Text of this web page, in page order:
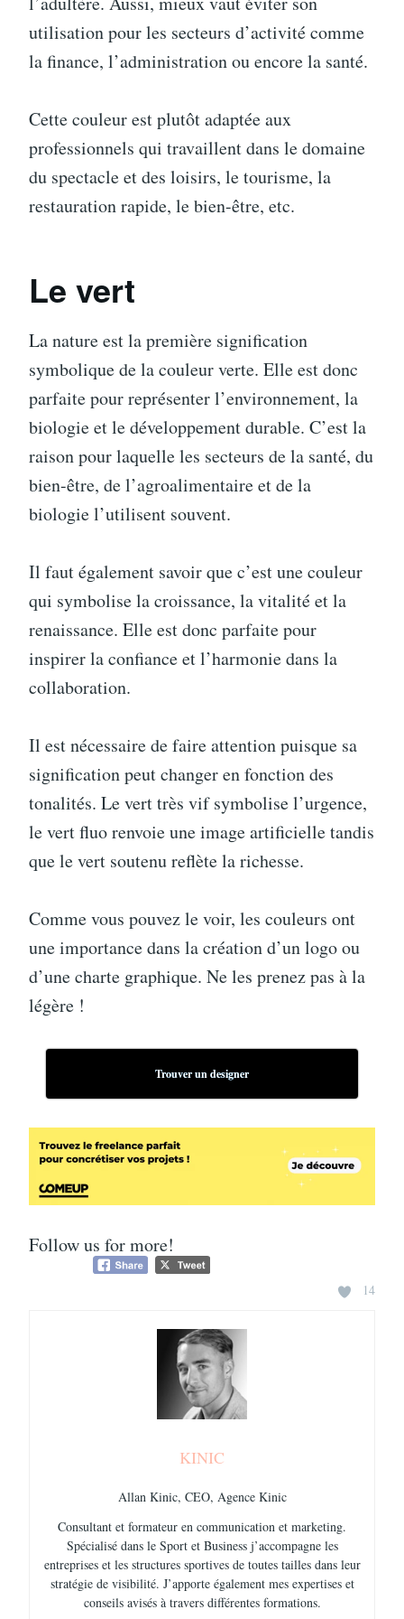
utilisation pour les secteurs d’activité comme
la finance, l’administration ou encore la santé.
Cette couleur est plutôt adaptée aux
professionnels qui travaillent dans le domaine
du spectacle et des loisirs, le tourisme, la
restauration rapide, le bien-être, etc.
Le vert
La nature est la première signification
symbolique de la couleur verte. Elle est donc
parfaite pour représenter l’environnement, la
biologie et le développement durable. C’est la
raison pour laquelle les secteurs de la santé, du
bien-être, de l’agroalimentaire et de la
biologie l’utilisent souvent.
Il faut également savoir que c’est une couleur
qui symbolise la croissance, la vitalité et la
renaissance. Elle est donc parfaite pour
inspirer la confiance et l’harmonie dans la
collaboration.
Il est nécessaire de faire attention puisque sa
signification peut changer en fonction des
tonalités. Le vert très vif symbolise l’urgence,
le vert fluo renvoie une image artificielle tandis
que le vert soutenu reflète la richesse.
Comme vous pouvez le voir, les couleurs ont
une importance dans la création d’un logo ou
d’une charte graphique. Ne les prenez pas à la
légère !
Trouver un designer
Follow us for more!
14
KINIC
Allan Kinic, CEO, Agence Kinic
Consultant et formateur en communication et marketing.
Spécialisé dans le Sport et Business j’accompagne les
entreprises et les structures sportives de toutes tailles dans leur
stratégie de visibilité. J’apporte également mes expertises et
conseils avisés à travers différentes formations.